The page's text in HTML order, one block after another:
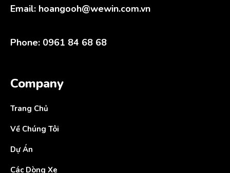
Email: hoangooh@wewin.com.vn
Phone: 0961 84 68 68
Company
Trang Chủ
Về Chúng Tôi
Dự Án
Các Dòng Xe